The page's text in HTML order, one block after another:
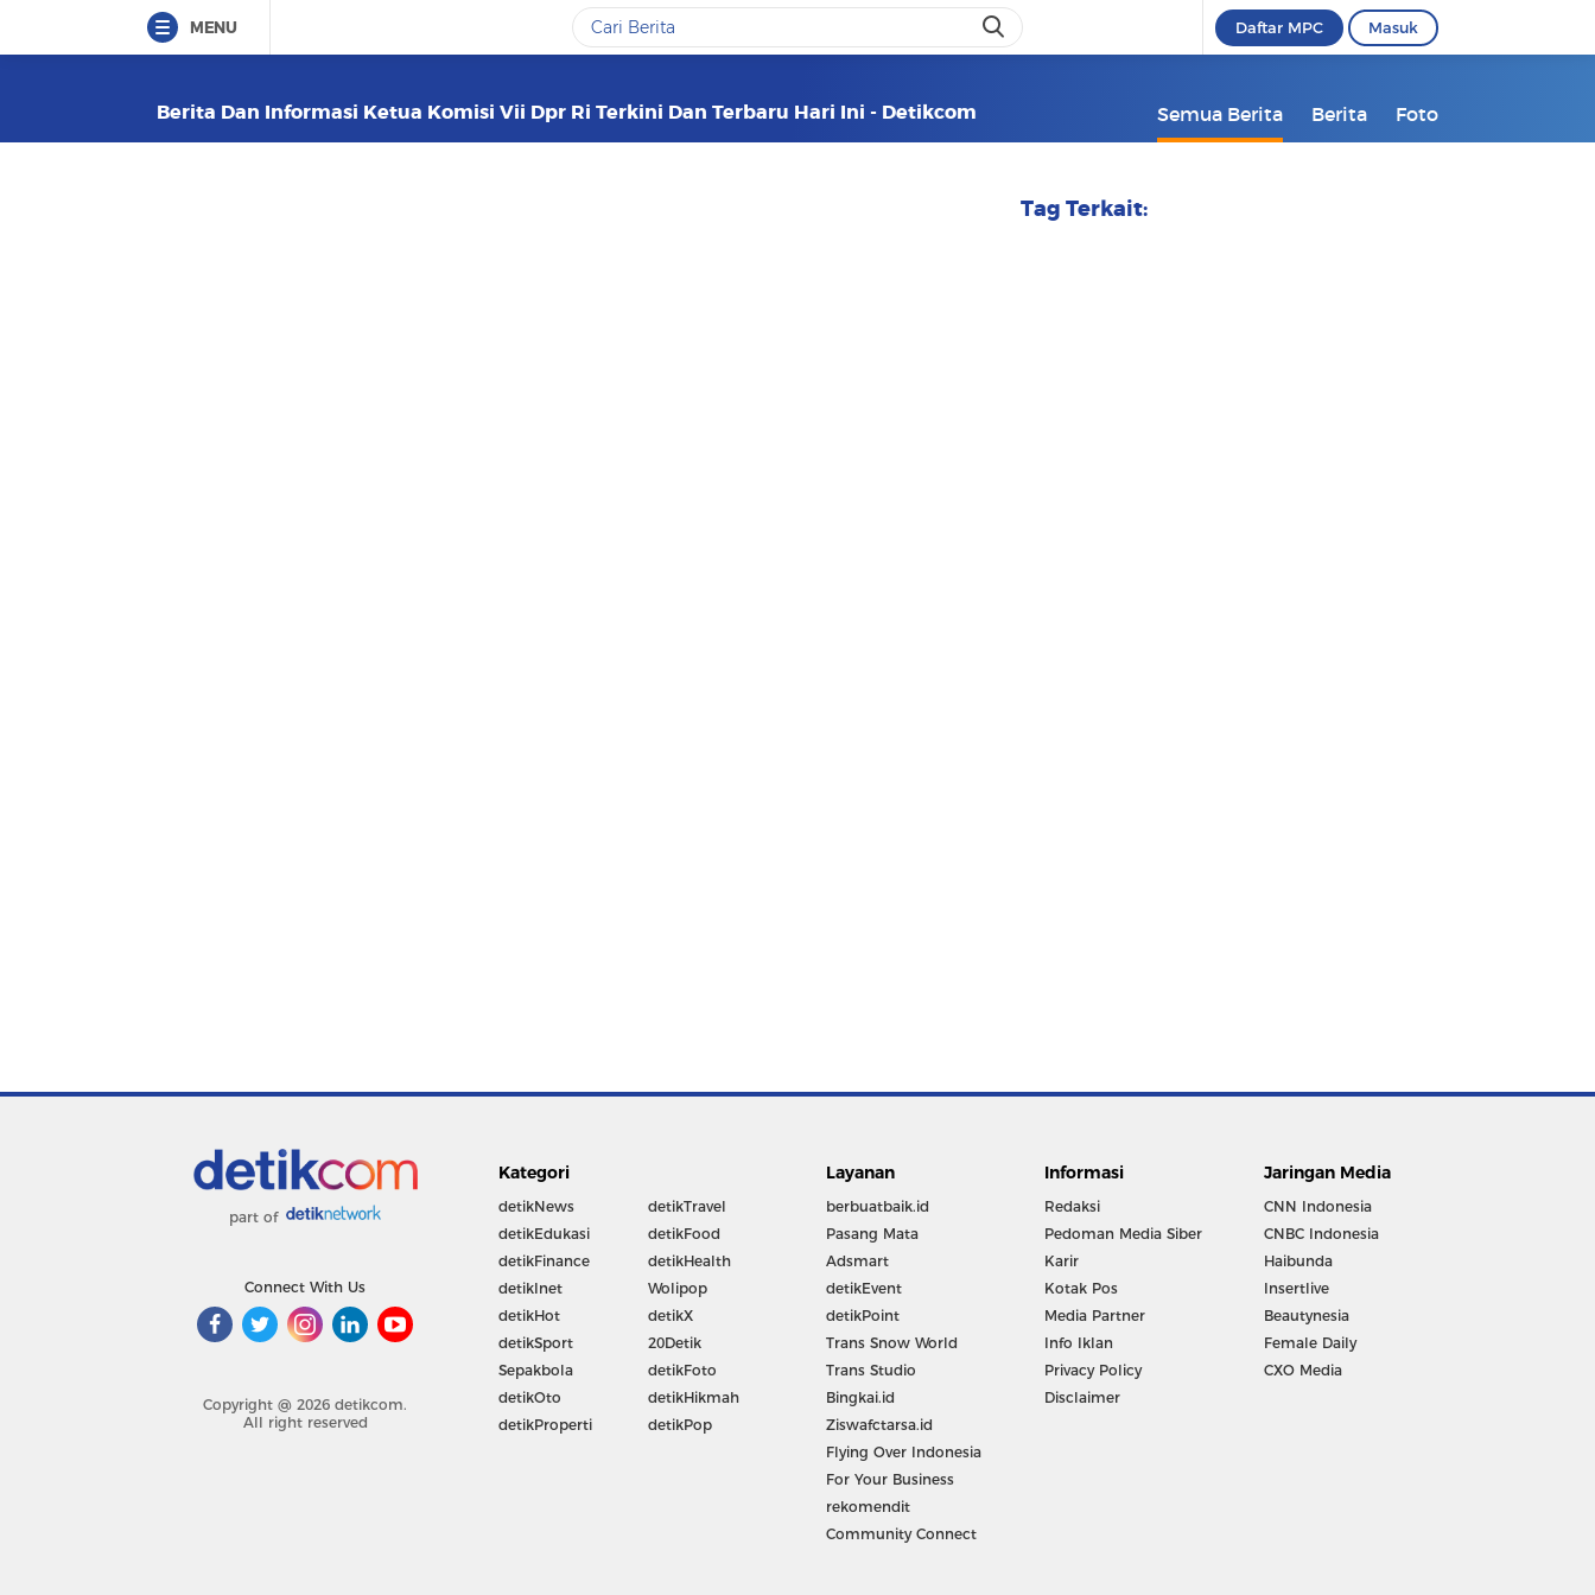
MENU Daftar MPC Masuk
Berita Dan Informasi Ketua Komisi Vii Dpr Ri Terkini Dan Terbaru Hari Ini - Detikcom Semua Berita Berita Foto
Tag Terkait:
part of
Connect With Us
Copyright @ 2026 detikcom.
All right reserved
Kategori
detikNews
detikEdukasi
detikFinance
detikInet
detikHot
detikSport
Sepakbola
detikOto
detikProperti
detikTravel
detikFood
detikHealth
Wolipop
detikX
20Detik
detikFoto
detikHikmah
detikPop
Layanan
berbuatbaik.id
Pasang Mata
Adsmart
detikEvent
detikPoint
Trans Snow World
Trans Studio
Bingkai.id
Ziswafctarsa.id
Flying Over Indonesia
For Your Business
rekomendit
Community Connect
Informasi
Redaksi
Pedoman Media Siber
Karir
Kotak Pos
Media Partner
Info Iklan
Privacy Policy
Disclaimer
Jaringan Media
CNN Indonesia
CNBC Indonesia
Haibunda
Insertlive
Beautynesia
Female Daily
CXO Media